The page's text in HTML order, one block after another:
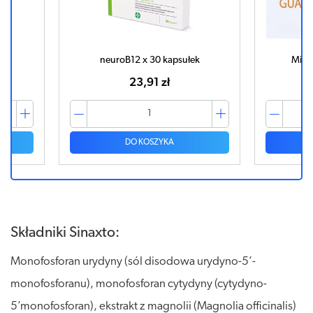
neuroB12 x 30 kapsułek
23,91 zł
DO KOSZYKA
Składniki Sinaxto:
Monofosforan urydyny (sól disodowa urydyno-5’-
monofosforanu), monofosforan cytydyny (cytydyno-
5’monofosforan), ekstrakt z magnolii (Magnolia officinalis)